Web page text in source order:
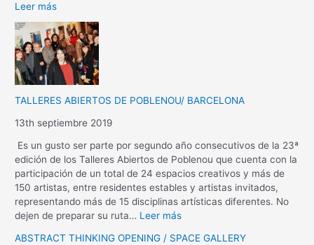
Leer más
TALLERES ABIERTOS DE POBLENOU/ BARCELONA
13th septiembre 2019
Es un gusto ser parte por segundo año consecutivos de la 23ª
edición de los Talleres Abiertos de Poblenou que cuenta con la
participación de un total de 24 espacios creativos y más de
150 artistas, entre residentes estables y artistas invitados,
representando más de 15 disciplinas artísticas diferentes. No
dejen de preparar su ruta… Leer más
ABSTRACT THINKING OPENING / SPACE GALLERY